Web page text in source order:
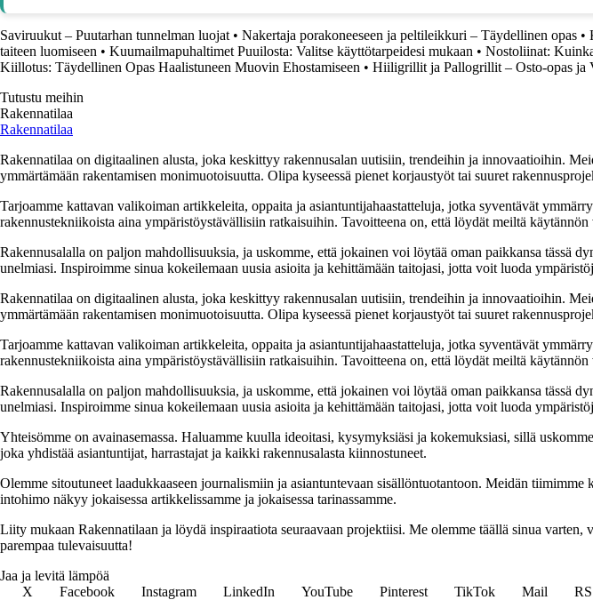
Saviruukut – Puutarhan tunnelman luojat • Nakertaja porakoneeseen ja peltileikkuri – Täydellinen opas •
taiteen luomiseen • Kuumailmapuhaltimet Puuilosta: Valitse käyttötarpeidesi mukaan • Nostoliinat:
Kiillotus: Täydellinen Opas Haalistuneen Muovin Ehostamiseen • Hiiligrillit ja Pallogrillit – Osto-opas ja
Tutustu meihin
Rakennatilaa
Rakennatilaa
Rakennatilaa on digitaalinen alusta, joka keskittyy rakennusalan uutisiin, trendeihin ja innovaatioihin.
ymmärtämään rakentamisen monimuotoisuutta. Olipa kyseessä pienet korjaustyöt tai suuret
Tarjoamme kattavan valikoiman artikkeleita, oppaita ja asiantuntijahaastatteluja, jotka syventävät
rakennustekniikoista aina ympäristöystävällisiin ratkaisuihin. Tavoitteena on, että löydät meiltä
Rakennusalalla on paljon mahdollisuuksia, ja uskomme, että jokainen voi löytää oman paikkansa tässä
unelmiasi. Inspiroimme sinua kokeilemaan uusia asioita ja kehittämään taitojasi, jotta voit luoda
Rakennatilaa on digitaalinen alusta, joka keskittyy rakennusalan uutisiin, trendeihin ja innovaatioihin.
ymmärtämään rakentamisen monimuotoisuutta. Olipa kyseessä pienet korjaustyöt tai suuret
Tarjoamme kattavan valikoiman artikkeleita, oppaita ja asiantuntijahaastatteluja, jotka syventävät
rakennustekniikoista aina ympäristöystävällisiin ratkaisuihin. Tavoitteena on, että löydät meiltä
Rakennusalalla on paljon mahdollisuuksia, ja uskomme, että jokainen voi löytää oman paikkansa tässä
unelmiasi. Inspiroimme sinua kokeilemaan uusia asioita ja kehittämään taitojasi, jotta voit luoda
Yhteisömme on avainasemassa. Haluamme kuulla ideoitasi, kysymyksiäsi ja kokemuksiasi, sillä
joka yhdistää asiantuntijat, harrastajat ja kaikki rakennusalasta kiinnostuneet.
Olemme sitoutuneet laadukkaaseen journalismiin ja asiantuntevaan sisällöntuotantoon. Meidän
intohimo näkyy jokaisessa artikkelissamme ja jokaisessa tarinassamme.
Liity mukaan Rakennatilaan ja löydä inspiraatiota seuraavaan projektiisi. Me olemme täällä sinua varten,
parempaa tulevaisuutta!
Jaa ja levitä lämpöä
X
Facebook Instagram LinkedIn YouTube Pinterest TikTok Mail